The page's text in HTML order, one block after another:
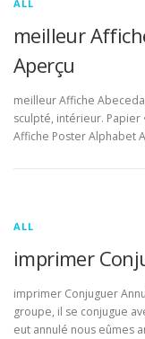
ALL
meilleur
Aperçu
meilleur Affiche
sculpté, intérieur. Papier
Affiche Poster Alphabet
ALL
imprimer
imprimer Conjuguer
groupe, il se conjugue
eut annulé nous eûmes